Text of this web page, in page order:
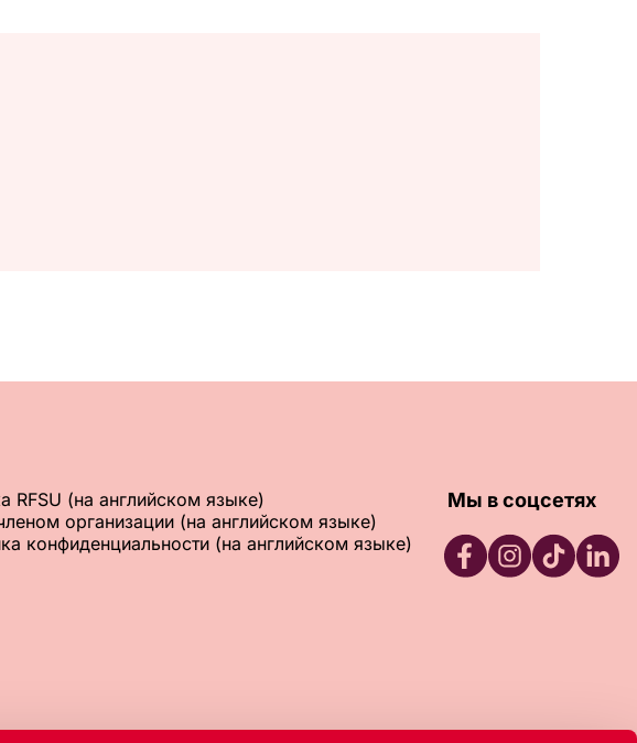
RFSU (на английском языке)
организации (на английском языке)
конфиденциальности (на английском языке)
Мы в соцсетях